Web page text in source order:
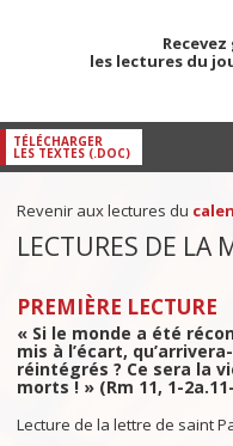
les lectures du
TÉLÉCHARGER
LES TEXTES (.DOC)
Revenir aux lectures du
LECTURES DE LA
PREMIÈRE LECTURE
« Si le monde a été
mis à l’écart,
réintégrés ? Ce sera la
morts ! » (Rm 11, 1-
Lecture de la lettre de saint